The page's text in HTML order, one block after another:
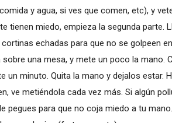
y agua, si ves que comen, etc), y
tienen miedo, empieza la segunda parte.
echadas para que no se golpeen
sobre una mesa, y mete un poco la mano.
un minuto. Quita la mano y dejalos estar.
ve metiéndola cada vez más. Si algún
pegues para que no coja miedo a tu